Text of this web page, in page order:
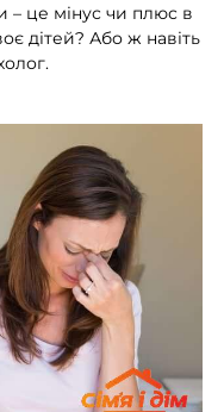
– це мінус чи плюс в
дітей? Або ж навіть